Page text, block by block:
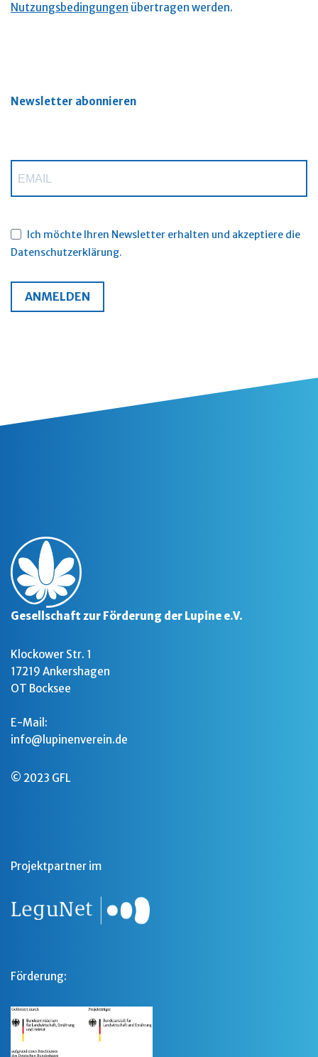
Nutzungsbedingungen übertragen werden.
Newsletter abonnieren
Ich möchte Ihren Newsletter erhalten und akzeptiere die
Datenschutzerklärung.
ANMELDEN
Gesellschaft zur Förderung der Lupine e.V.
Klockower Str. 1
17219 Ankershagen
OT Bocksee
E-Mail:
info@lupinenverein.de
© 2023 GFL
Projektpartner im
Förderung: